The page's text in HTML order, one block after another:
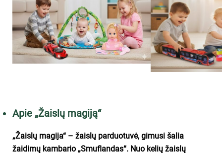
Apie „Žaislų magiją“
„Žaislų magija“ – žaislų parduotuvė, gimusi šalia
žaidimų kambario „Smuflandas“. Nuo kelių žaislų